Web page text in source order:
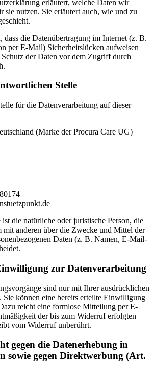
erläutert, welche Daten wir
sie nutzen. Sie erläutert auch, wie und zu
dass die Datenübertragung im Internet (z. B.
per E-Mail) Sicherheitslücken aufweisen
der Daten vor dem Zugriff durch
Stelle
für die Datenverarbeitung auf dieser
(Marke der Procura Care UG)
die natürliche oder juristische Person, die
mit anderen über die Zwecke und Mittel der
Daten (z. B. Namen, E-Mail-
zur Datenverarbeitung
sind nur mit Ihrer ausdrücklichen
können eine bereits erteilte Einwilligung
reicht eine formlose Mitteilung per E-
der bis zum Widerruf erfolgten
vom Widerruf unberührt.
gegen die Datenerhebung in
sowie gegen Direktwerbung (Art.